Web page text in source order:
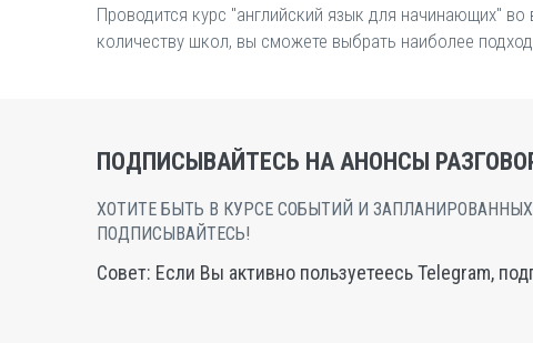
Проводится курс "английский язык для начинающих"
количеству школ, вы сможете выбрать наиболее
ПОДПИСЫВАЙТЕСЬ НА АНОНСЫ
ХОТИТЕ БЫТЬ В КУРСЕ СОБЫТИЙ И
ПОДПИСЫВАЙТЕСЬ!
Совет: Если Вы активно пользуетеесь Telegram,